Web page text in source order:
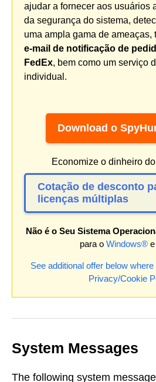
ajudar a fornecer aos usuários
da segurança do sistema,
uma ampla gama de ameaças,
e-mail de notificação de
FedEx, bem como um serviço
individual.
Download o
Economize o dinheiro
Cotação de desconto
licenças múltiplas
Não é o Seu Sistema
para o Windows® e
See additional offer below where
Privacy/Cookie
System Messages
The following system